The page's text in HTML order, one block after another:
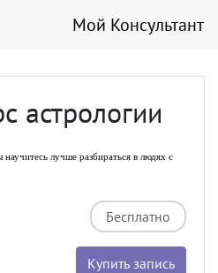
Мой Консультант
астрологии
лучше разбираться в людях с
Бесплатно
Купить запись